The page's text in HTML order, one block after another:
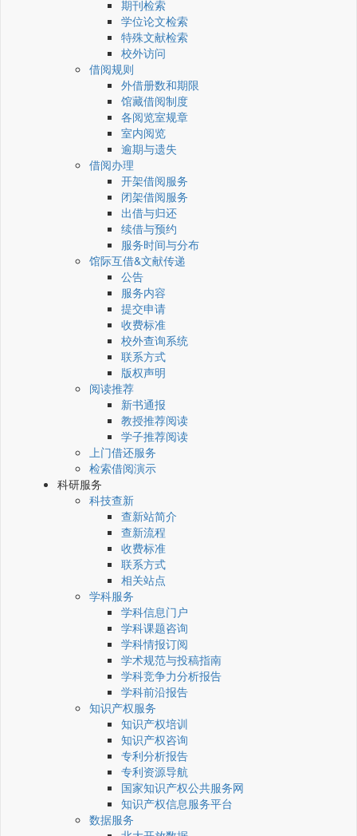
期刊检索
学位论文检索
特殊文献检索
校外访问
借阅规则
外借册数和期限
馆藏借阅制度
各阅览室规章
室内阅览
逾期与遗失
借阅办理
开架借阅服务
闭架借阅服务
出借与归还
续借与预约
服务时间与分布
馆际互借&文献传递
公告
服务内容
提交申请
收费标准
校外查询系统
联系方式
版权声明
阅读推荐
新书通报
教授推荐阅读
学子推荐阅读
上门借还服务
检索借阅演示
科研服务
科技查新
查新站简介
查新流程
收费标准
联系方式
相关站点
学科服务
学科信息门户
学科课题咨询
学科情报订阅
学术规范与投稿指南
学科竞争力分析报告
学科前沿报告
知识产权服务
知识产权培训
知识产权咨询
专利分析报告
专利资源导航
国家知识产权公共服务网
知识产权信息服务平台
数据服务